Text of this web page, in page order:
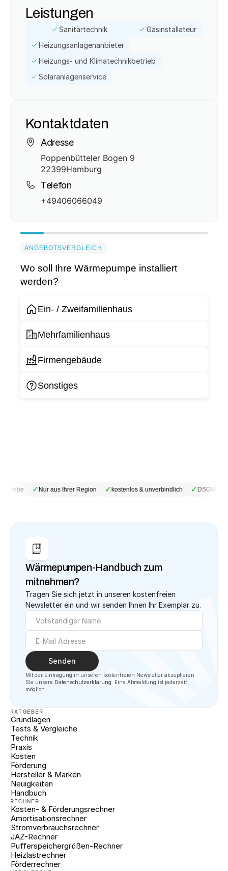
Leistungen
Sanitärtechnik
Gasinstallateur
Heizungsanlagenanbieter
Heizungs- und Klimatechnikbetrieb
Solaranlagenservice
Kontaktdaten
Adresse
Poppenbütteler Bogen 9
22399Hamburg
Telefon
+49406066049
ANGEBOTSVERGLEICH
Wo soll Ihre Wärmepumpe installiert
werden?
Ein- / Zweifamilienhaus
Mehrfamilienhaus
Firmengebäude
Sonstiges
✓Nur aus Ihrer Region ✓kostenlos & unverbindlich ✓DSGVO-
Wärmepumpen-Handbuch zum
mitnehmen?
Tragen Sie sich jetzt in unseren kostenfreien
Newsletter ein und wir senden Ihnen Ihr Exemplar zu.
Senden
Mit der Eintragung in unseren kostenfreien Newsletter akzeptieren
SIe unsere Datenschutzerklärung . Eine Abmeldung ist jederzeit
möglich.
RATGEBER
Grundlagen
Tests & Vergleiche
Technik
Praxis
Kosten
Förderung
Hersteller & Marken
Neuigkeiten
Handbuch
RECHNER
Kosten- & Förderungsrechner
Amortisationsrechner
Stromverbrauchsrechner
JAZ-Rechner
Pufferspeichergrößen-Rechner
Heizlastrechner
Förderrechner